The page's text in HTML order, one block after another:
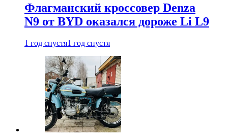
Флагманский кроссовер Denza
N9 от BYD оказался дороже Li L9
1 год спустя1 год спустя